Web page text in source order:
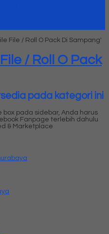
File / Roll O Pack Di Sampang'
/ Roll O Pack
pada kategori ini
box pada sidebar, Anda harus
Fanpage terlebih dahulu
& Marketplace